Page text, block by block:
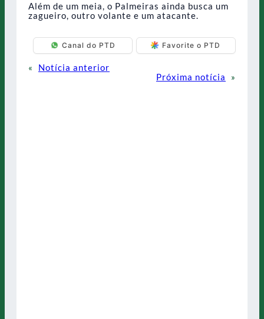
Além de um meia, o Palmeiras ainda busca um
zagueiro, outro volante e um atacante.
Canal do PTD Favorite o PTD
«
Notícia anterior
Próxima notícia
»